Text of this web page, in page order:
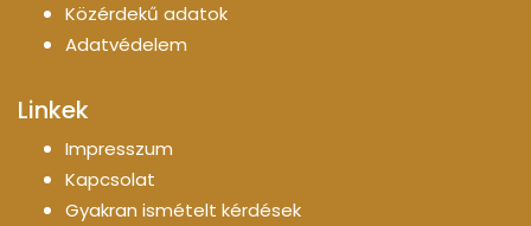
Közérdekű adatok
Adatvédelem
Linkek
Impresszum
Kapcsolat
Gyakran ismételt kérdések